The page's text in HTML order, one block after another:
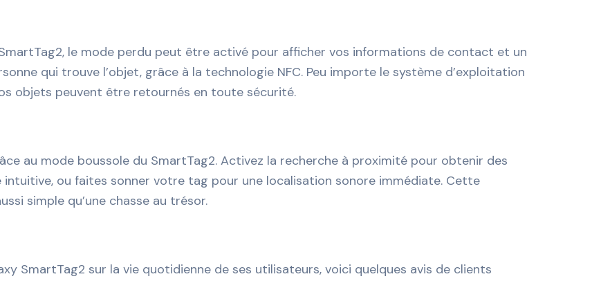
le mode perdu peut être activé pour afficher vos informations de contact et un
qui trouve l’objet, grâce à la technologie NFC. Peu importe le système d’exploitation
objets peuvent être retournés en toute sécurité.
au mode boussole du SmartTag2. Activez la recherche à proximité pour obtenir des
ou faites sonner votre tag pour une localisation sonore immédiate. Cette
simple qu’une chasse au trésor.
SmartTag2 sur la vie quotidienne de ses utilisateurs, voici quelques avis de clients